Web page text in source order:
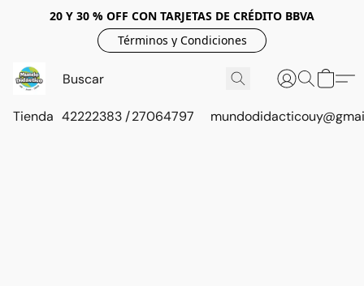
20 Y 30 % OFF CON TARJETAS DE CRÉDITO BBVA
Términos y Condiciones
Tienda 42222383 / 27064797